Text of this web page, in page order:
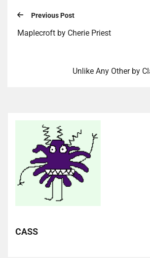
Previous Post
Maplecroft by Cherie Priest
Unlike Any Other by
CASS